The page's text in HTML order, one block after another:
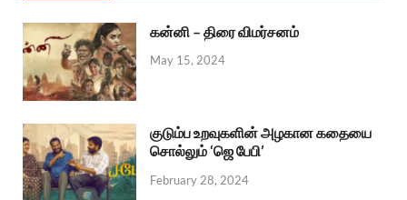
கன்னி – திரை விமர்சனம்
May 15, 2024
குடும்ப உறவுகளின் அழகான கதையை
சொல்லும் ‘ஜெ பேபி’
February 28, 2024